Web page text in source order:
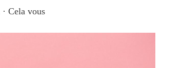
· Cela vous